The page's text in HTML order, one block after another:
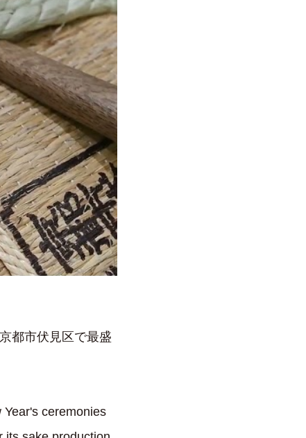
都市伏見区で最盛
ceremonies